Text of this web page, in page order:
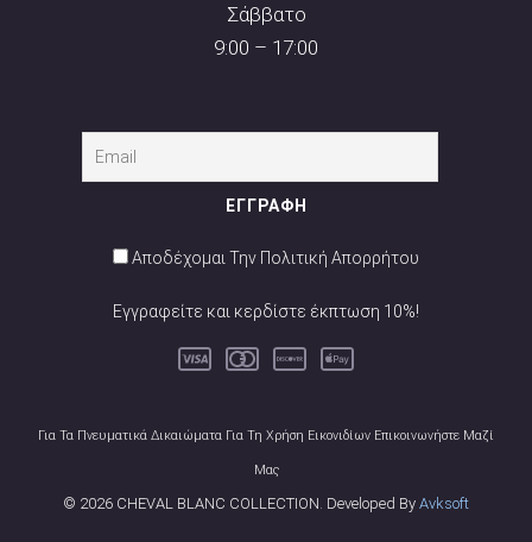
Σάββατο
9:00 – 17:00
Αποδέχομαι Την Πολιτική Απορρήτου
Εγγραφείτε και κερδίστε έκπτωση 10%!
Για Τα Πνευματικά Δικαιώματα Για Τη Χρήση Εικονιδίων Επικοινωνήστε Μαζί
Μας
© 2026 CHEVAL BLANC COLLECTION. Developed By Avksoft